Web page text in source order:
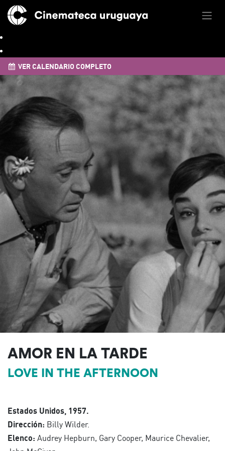
VER CALENDARIO COMPLETO
AMOR EN LA TARDE
LOVE IN THE AFTERNOON
Estados Unidos, 1957.
Dirección: Billy Wilder.
Elenco: Audrey Hepburn, Gary Cooper, Maurice Chevalier,